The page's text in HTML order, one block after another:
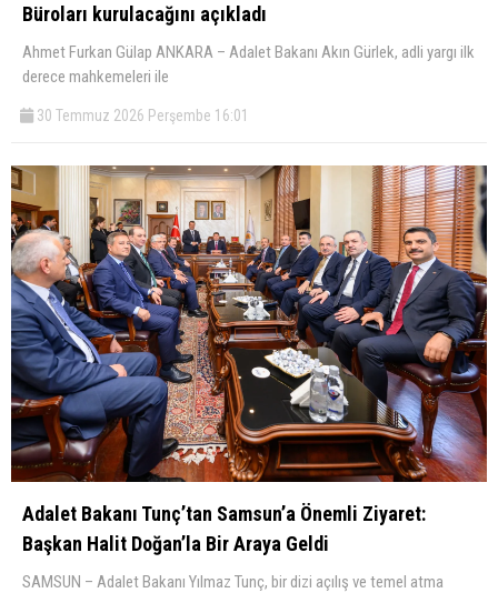
Büroları kurulacağını açıkladı
Ahmet Furkan Gülap ANKARA – Adalet Bakanı Akın Gürlek, adli yargı ilk
derece mahkemeleri ile
30 Temmuz 2026 Perşembe 16:01
Adalet Bakanı Tunç’tan Samsun’a Önemli Ziyaret:
Başkan Halit Doğan’la Bir Araya Geldi
SAMSUN – Adalet Bakanı Yılmaz Tunç, bir dizi açılış ve temel atma